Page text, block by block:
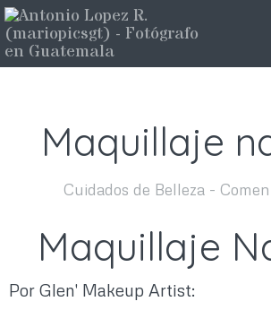
Maquillaje
Cuidados de Belleza -
Maquillaje
Por Glen' Makeup Artist: